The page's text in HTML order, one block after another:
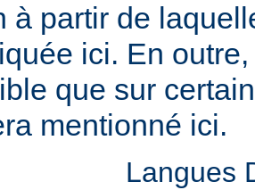
à partir de
ici. En
que sur
mentionné ici.
Langues